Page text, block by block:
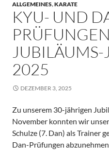
ALLGEMEINES,KARATE
KYU- UND
JUBILÄUMS-
2025
DEZEMBER 3, 2025
Zu unserem 30-jährigen
November konnten wir
Schulze (7. Dan) als Trainer
Dan-Prüfungen